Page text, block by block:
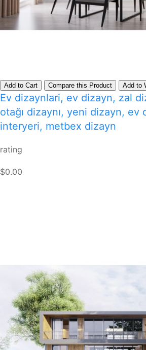
Add to Cart Compare this Product Add to
Ev dizaynlari, ev dizayn, zal
otağı dizaynı, yeni dizayn, ev
interyeri, metbex dizayn
rating
$0.00